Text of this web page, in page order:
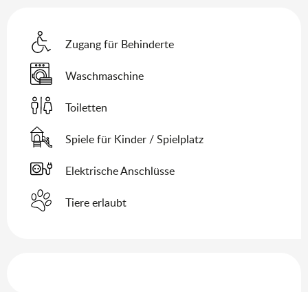
Zugang für Behinderte
Waschmaschine
Toiletten
Spiele für Kinder / Spielplatz
Elektrische Anschlüsse
Tiere erlaubt